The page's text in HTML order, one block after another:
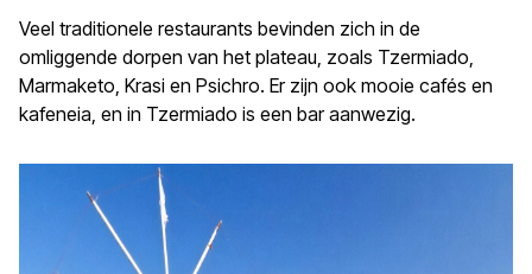
Veel traditionele restaurants bevinden zich in de
omliggende dorpen van het plateau, zoals Tzermiado,
Marmaketo, Krasi en Psichro. Er zijn ook mooie cafés en
kafeneia, en in Tzermiado is een bar aanwezig.